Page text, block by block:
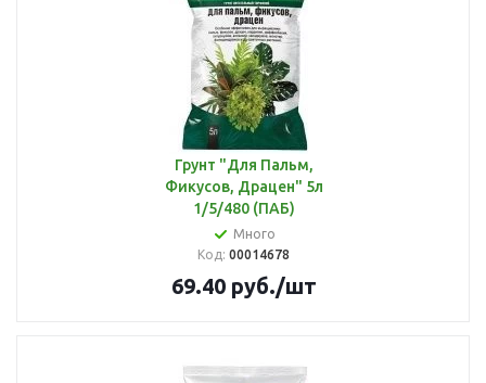
Грунт "Для Пальм,
Фикусов, Драцен" 5л
1/5/480 (ПАБ)
Много
Код: 00014678
69.40руб./шт